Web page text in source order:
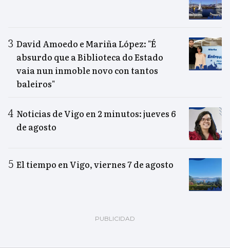
David Amoedo e Mariña López: "É
absurdo que a Biblioteca do Estado
vaia nun inmoble novo con tantos
baleiros"
Noticias de Vigo en 2 minutos: jueves 6
de agosto
El tiempo en Vigo, viernes 7 de agosto